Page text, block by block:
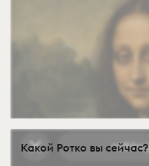
Какой Ротко вы сейчас?